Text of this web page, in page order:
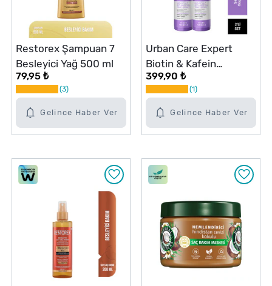
Gelince Haber Ver
Restorex Şampuan 7
Besleyici Yağ 500 ml
79,95 ₺
3
Gelince Haber Ver
Urban Care Expert
Biotin & Kafein
Dökülme Karşıtı Saç
Toniği 2x200 ml Set
399,90 ₺
1